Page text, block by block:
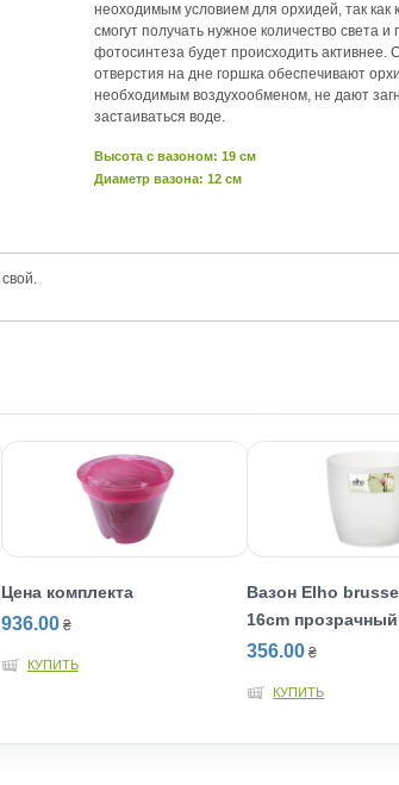
неоходимым условием для орхидей, так как
смогут получать нужное количество света и
фотосинтеза будет происходить активнее.
отверстия на дне горшка обеспечивают
необходимым воздухообменом, не дают
застаиваться воде.
Высота c вазоном: 19 см
Диаметр вазона: 12 см
свой.
Цена комплекта
936.00 ₴
КУПИТЬ
Вазон Elho
16cm прозрачный
356.00 ₴
КУПИТЬ